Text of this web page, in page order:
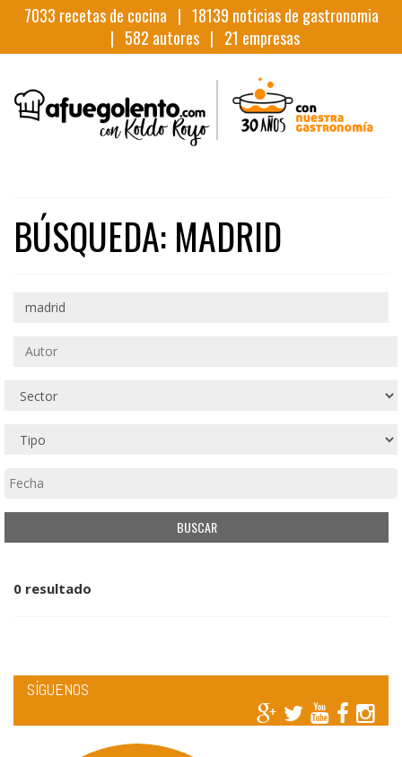
7033 recetas de cocina | 18139 noticias de gastronomia
| 582 autores | 21 empresas
BÚSQUEDA: MADRID
0 resultado
SÍGUENOS